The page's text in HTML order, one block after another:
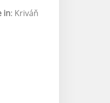
in: Kriváň